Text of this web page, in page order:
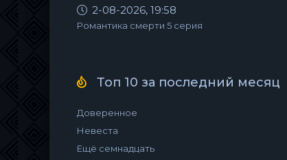
2-08-2026, 19:58
Романтика смерти 5 серия
Топ 10 за последний месяц
Доверенное
Невеста
Ещё семнадцать